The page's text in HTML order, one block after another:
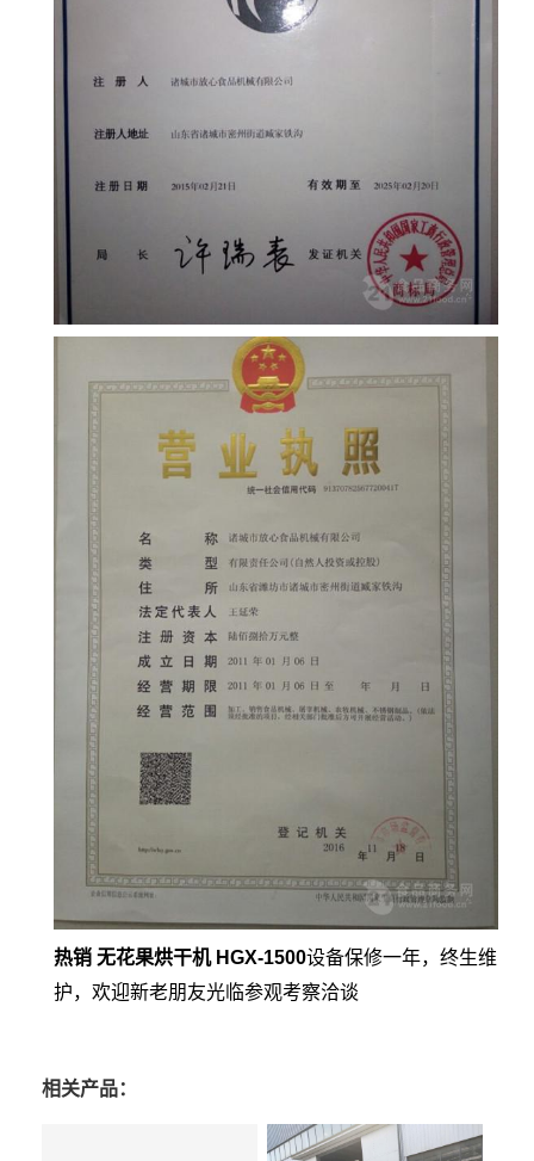
热销 无花果烘干机 HGX-1500设备保修一年，终生维
护，欢迎新老朋友光临参观考察洽谈
相关产品：